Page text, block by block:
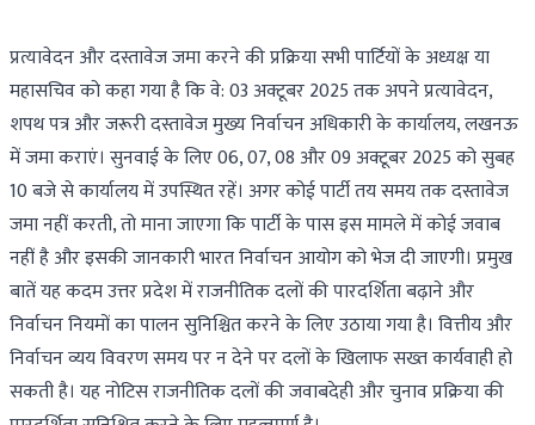
प्रत्यावेदन और दस्तावेज जमा करने की प्रक्रिया सभी पार्टियों के अध्यक्ष या
महासचिव को कहा गया है कि वे: 03 अक्टूबर 2025 तक अपने प्रत्यावेदन,
शपथ पत्र और जरूरी दस्तावेज मुख्य निर्वाचन अधिकारी के कार्यालय, लखनऊ
में जमा कराएं। सुनवाई के लिए 06, 07, 08 और 09 अक्टूबर 2025 को सुबह
10 बजे से कार्यालय में उपस्थित रहें। अगर कोई पार्टी तय समय तक दस्तावेज
जमा नहीं करती, तो माना जाएगा कि पार्टी के पास इस मामले में कोई जवाब
नहीं है और इसकी जानकारी भारत निर्वाचन आयोग को भेज दी जाएगी। प्रमुख
बातें यह कदम उत्तर प्रदेश में राजनीतिक दलों की पारदर्शिता बढ़ाने और
निर्वाचन नियमों का पालन सुनिश्चित करने के लिए उठाया गया है। वित्तीय और
निर्वाचन व्यय विवरण समय पर न देने पर दलों के खिलाफ सख्त कार्यवाही हो
सकती है। यह नोटिस राजनीतिक दलों की जवाबदेही और चुनाव प्रक्रिया की